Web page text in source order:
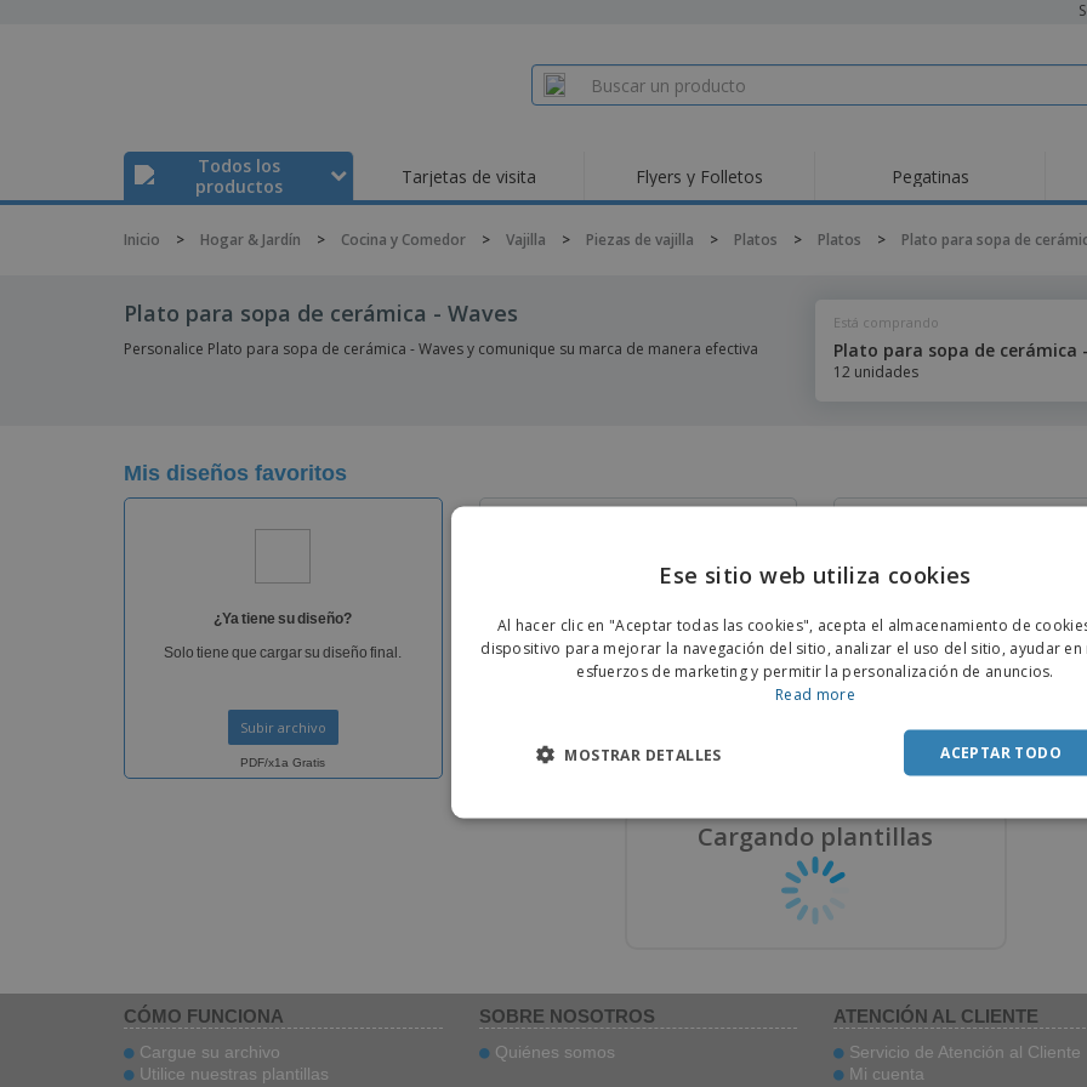
Todos los
productos
Tarjetas de visita Flyers y Folletos Pegatinas
Inicio > Hogar & Jardín > Cocina y Comedor > Vajilla > Piezas de vajilla > Platos > Platos > Plato para sopa de
Plato para sopa de cerámica - Waves
Personalice Plato para sopa de cerámica - Waves y comunique su marca de manera efectiva
Está comprando
Plato para sopa de cerámica
12 unidades
Mis diseños favoritos
¿Ya tiene su diseño?
Solo tiene que cargar su diseño final.
Subir archivo
PDF/x1a Gratis
Indique sus ideas y nuestro equipo de
por solo19,99 €
Envíe imágenes o fotografías y
digital.
por solo7,99 €
Cargando plantillas
CÓMO FUNCIONA
Cargue su archivo
Utilice nuestras plantillas
SOBRE NOSOTROS
Quiénes somos
ATENCIÓN AL CLIENTE
Servicio de Atención al Cliente
Mi cuenta
Ese sitio web utiliza cookies
Al hacer clic en "Aceptar todas las cookies", acepta el almacenamiento de
dispositivo para mejorar la navegación del sitio, analizar el uso del sitio, ayudar en
esfuerzos de marketing y permitir la personalización de anuncios.
Read more
ACEPTAR TODO
MOSTRAR DETALLES